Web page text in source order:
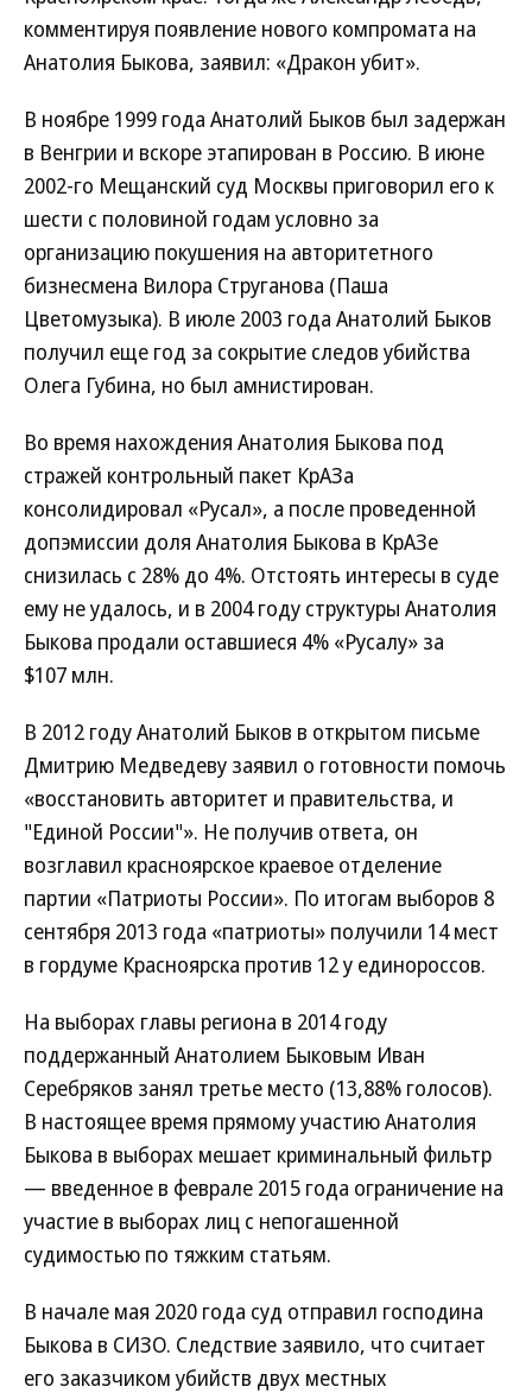
комментируя появление нового компромата на
Анатолия Быкова, заявил: «Дракон убит».
В ноябре 1999 года Анатолий Быков был задержан
в Венгрии и вскоре этапирован в Россию. В июне
2002-го Мещанский суд Москвы приговорил его к
шести с половиной годам условно за
организацию покушения на авторитетного
бизнесмена Вилора Струганова (Паша
Цветомузыка). В июле 2003 года Анатолий Быков
получил еще год за сокрытие следов убийства
Олега Губина, но был амнистирован.
Во время нахождения Анатолия Быкова под
стражей контрольный пакет КрАЗа
консолидировал «Русал», а после проведенной
допэмиссии доля Анатолия Быкова в КрАЗе
снизилась с 28% до 4%. Отстоять интересы в суде
ему не удалось, и в 2004 году структуры Анатолия
Быкова продали оставшиеся 4% «Русалу» за
$107 млн.
В 2012 году Анатолий Быков в открытом письме
Дмитрию Медведеву заявил о готовности помочь
«восстановить авторитет и правительства, и
"Единой России"». Не получив ответа, он
возглавил красноярское краевое отделение
партии «Патриоты России». По итогам выборов 8
сентября 2013 года «патриоты» получили 14 мест
в гордуме Красноярска против 12 у единороссов.
На выборах главы региона в 2014 году
поддержанный Анатолием Быковым Иван
Серебряков занял третье место (13,88% голосов).
В настоящее время прямому участию Анатолия
Быкова в выборах мешает криминальный фильтр
— введенное в феврале 2015 года ограничение на
участие в выборах лиц с непогашенной
судимостью по тяжким статьям.
В начале мая 2020 года суд отправил господина
Быкова в СИЗО. Следствие заявило, что считает
его заказчиком убийств двух местных